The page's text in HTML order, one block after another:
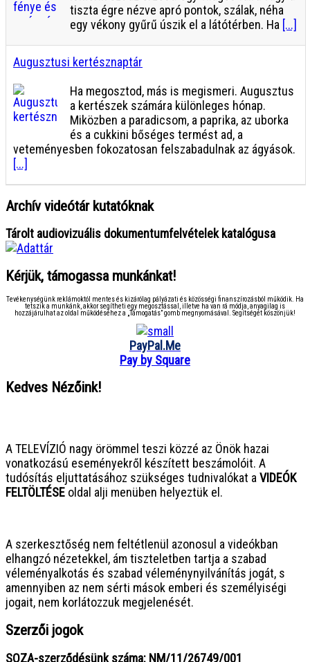
tiszta égre nézve apró pontok, szálak, néha
egy vékony gyűrű úszik el a látótérben. Ha [...]
Augusztusi kertésznaptár
Ha megosztod, más is megismeri. Augusztus
a kertészek számára különleges hónap.
Miközben a paradicsom, a paprika, az uborka
és a cukkini bőséges termést ad, a
veteményesben fokozatosan felszabadulnak az ágyások.
[...]
Archív videótár kutatóknak
Tárolt audiovizuális dokumentumfelvételek katalógusa
Kérjük, támogassa munkánkat!
Tevékenységünk reklámoktól mentes és kizárólag pályázati és közösségi finanszírozásból működik. Ha
tetszik a munkánk, akkor segítheti egy megosztással, illetve ha van rá módja, anyagilag is
hozzájárulhat az oldal működéséhez a „Támogatás” gomb megnyomásával. Segítségét köszönjük!
PayPal.Me
Pay by Square
Kedves Nézőink!
A TELEVÍZIÓ nagy örömmel teszi közzé az Önök hazai
vonatkozású eseményekről készített beszámolóit. A
tudósítás eljuttatásához szükséges tudnivalókat aVIDEÓK
FELTÖLTÉSE oldal alji menüben helyeztük el.
A szerkesztőség nem feltétlenül azonosul a videókban
elhangzó nézetekkel, ám tiszteletben tartja a szabad
véleményalkotás és szabad véleménynyilvánítás jogát, s
amennyiben az nem sérti mások emberi és személyiségi
jogait, nem korlátozzuk megjelenését.
Szerzői jogok
SOZA-szerződésünk száma: NM/11/26749/001